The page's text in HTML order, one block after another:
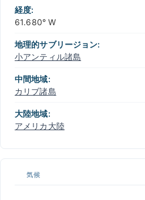
経度:
61.680° W
地理的サブリージョン:
小アンティル諸島
中間地域:
カリブ諸島
大陸地域:
アメリカ大陸
気候